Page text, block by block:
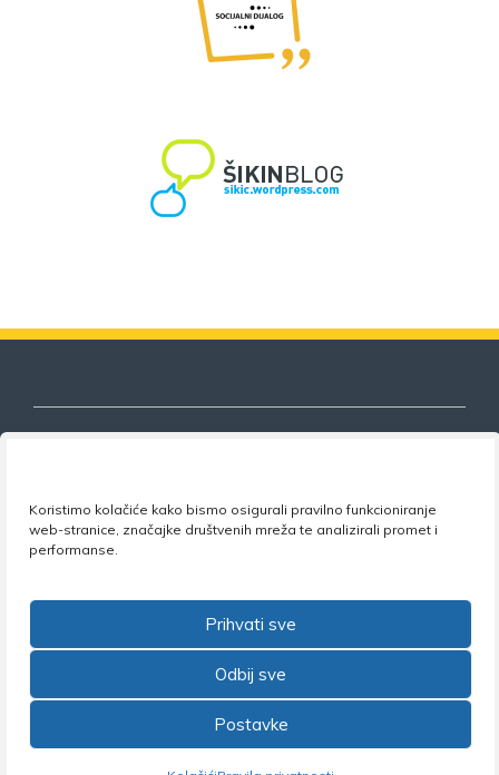
Koristimo kolačiće kako bismo osigurali pravilno funkcioniranje
web-stranice, značajke društvenih mreža te analizirali promet i
performanse.
Prihvati sve
Odbij sve
Postavke
Nezavisni sindikat znanosti i visokog
obrazovanja
Zagreb •Tel: +385 1 4847 337 •Email: uprava@nsz.hr
©2026 Nezavisni sindikat znanosti i visokog obrazovanja